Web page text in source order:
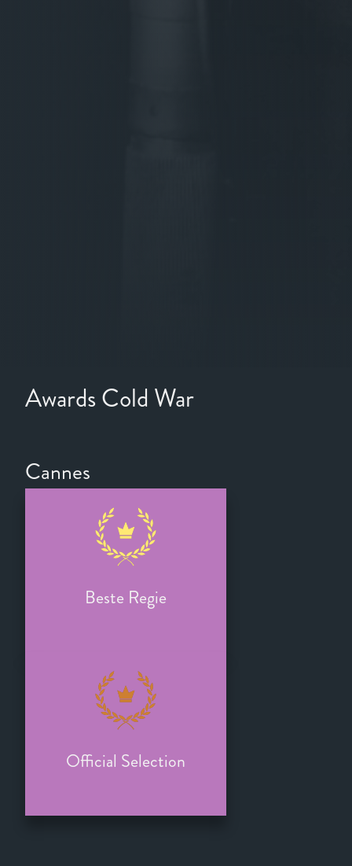
Awards Cold War
Cannes
Beste Regie
Official Selection